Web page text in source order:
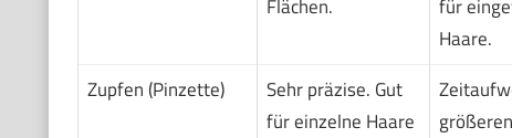
Flächen.
für
Haare.
Zupfen (Pinzette)
Sehr präzise. Gut
für einzelne Haare